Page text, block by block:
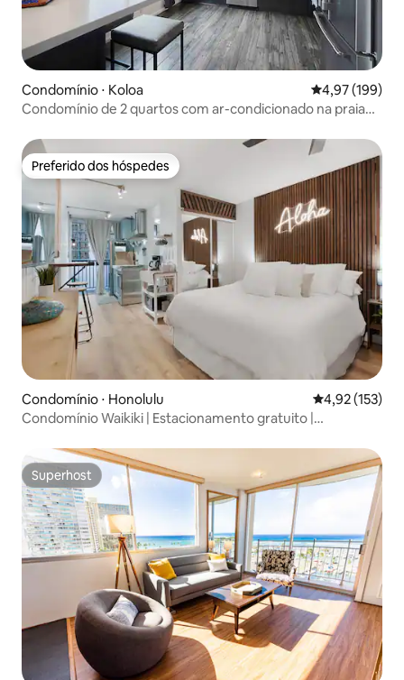
Condomínio ⋅ Koloa 4,97 de uma
4,97 (199)
Condomínio de 2 quartos com ar-condicionado na praia
Preferido dos hóspedes
Preferido dos hóspedes
Condomínio ⋅ Honolulu 4,92 de uma
4,92 (153)
Condomínio Waikiki | Estacionamento gratuito |
Superhost
Superhost